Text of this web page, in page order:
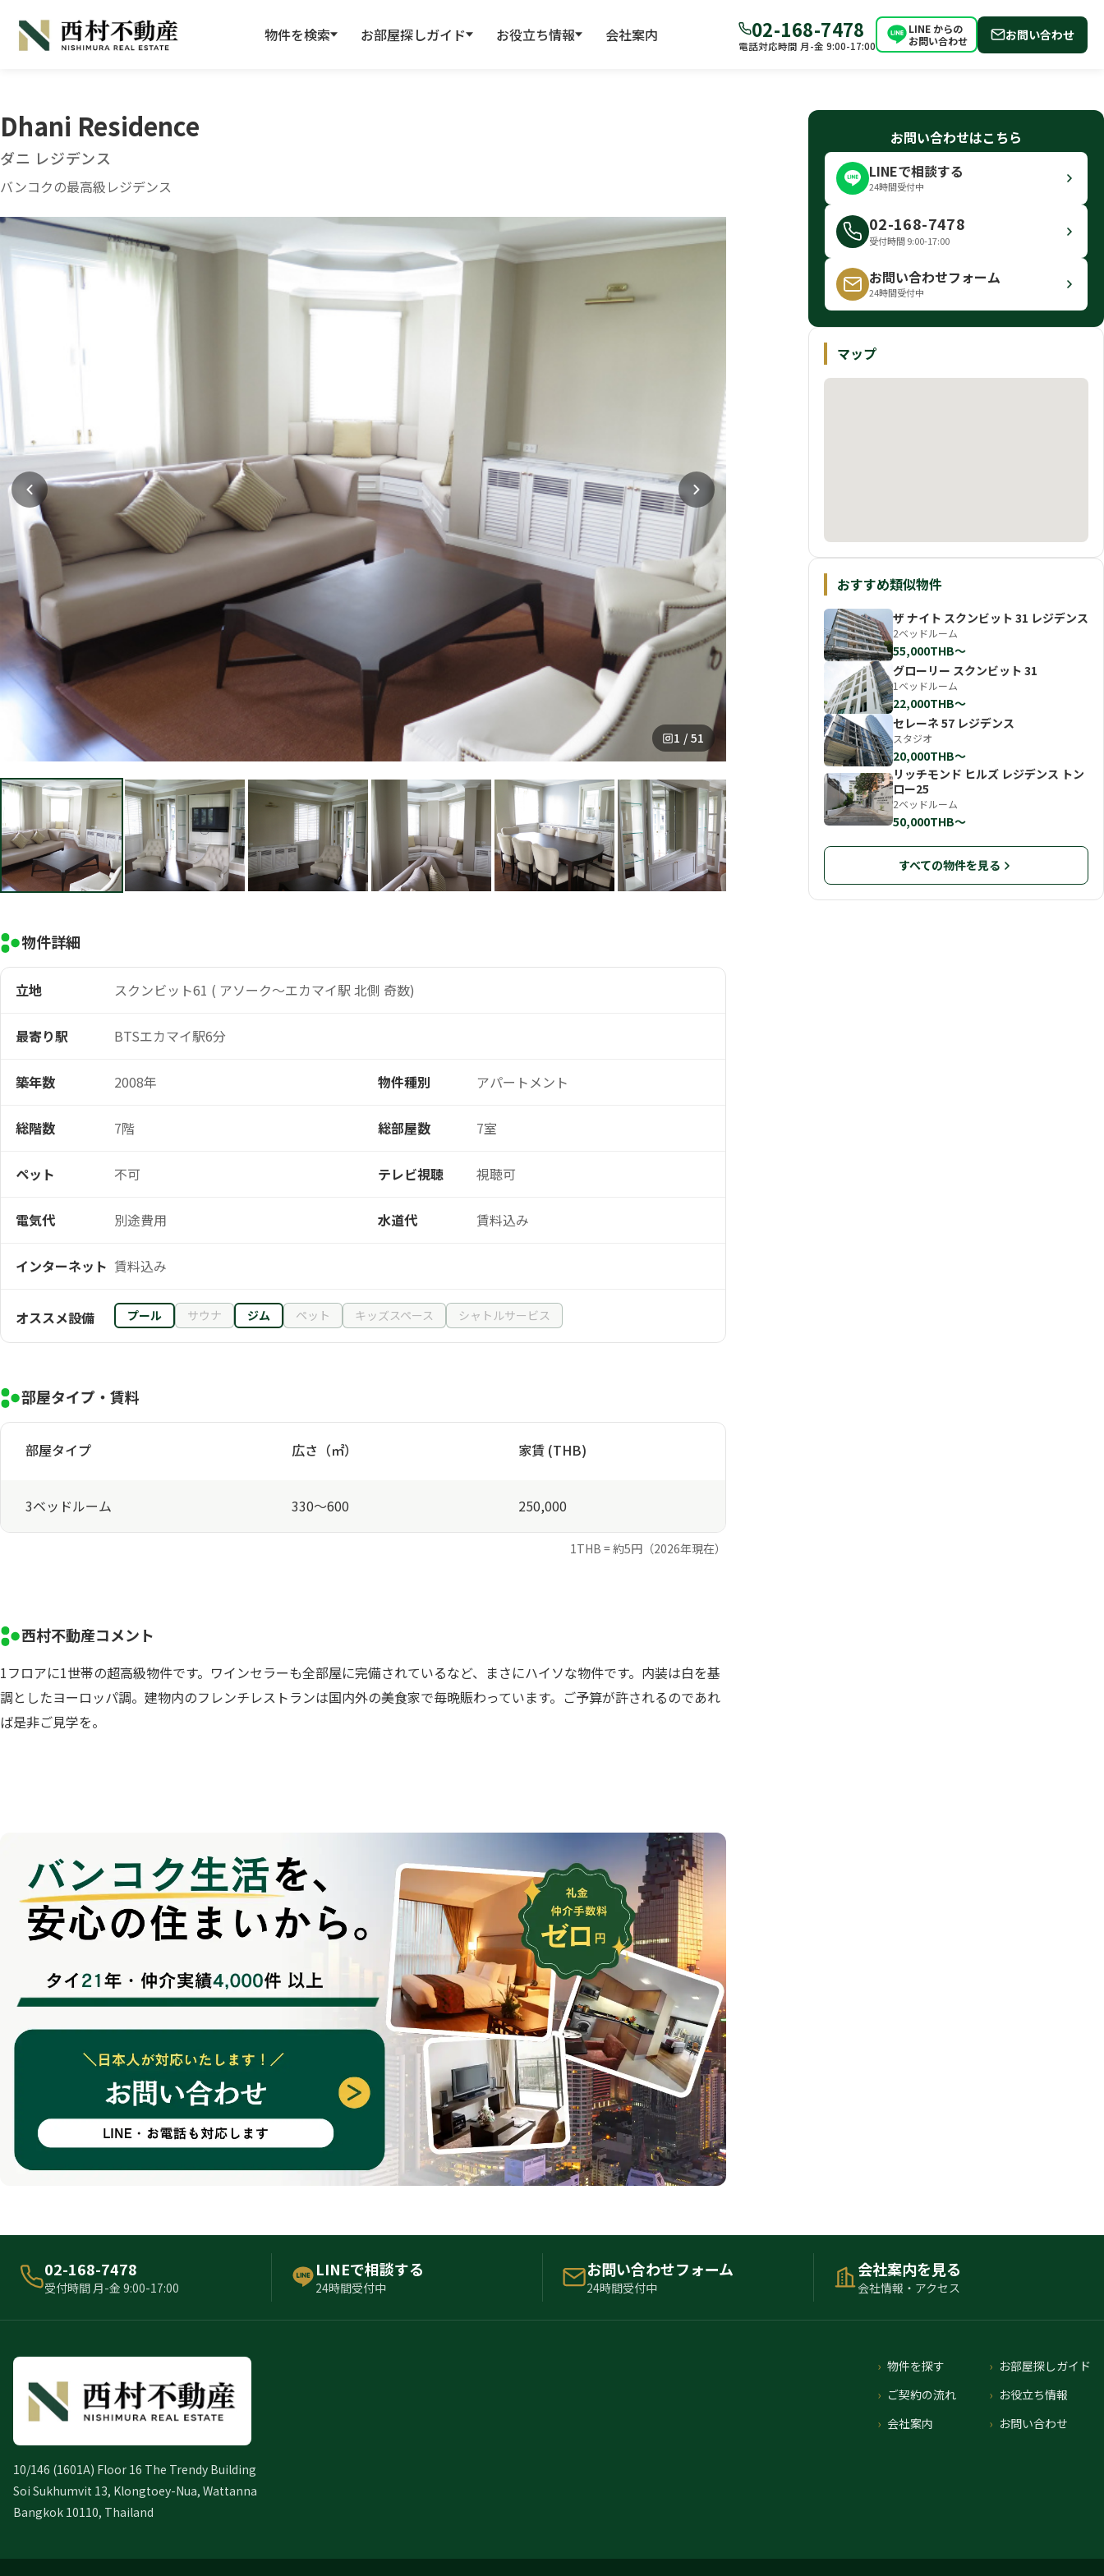
物件を検索 お部屋探しガイド お役立ち情報 会社案内 02-168-7478
電話対応時間 月-金 9:00-17:00
LINE からの
お問い合わせ
お問い合わせ
Dhani Residence
ダニ レジデンス
バンコクの最高級レジデンス
1 / 51
物件詳細
立地 スクンビット61 ( アソーク～エカマイ駅 北側 奇数)
最寄り駅 BTSエカマイ駅6分
築年数 2008年 物件種別 アパートメント
総階数 7階 総部屋数 7室
ペット 不可 テレビ視聴 視聴可
電気代 別途費用 水道代 賃料込み
インターネット 賃料込み
オススメ設備 プール サウナ ジム ペット キッズスペース シャトルサービス
部屋タイプ・賃料
部屋タイプ 広さ（㎡） 家賃 (THB)
3ベッドルーム 330～600 250,000
1THB = 約5円（2026年現在）
西村不動産コメント
1フロアに1世帯の超高級物件です。ワインセラーも全部屋に完備されているなど、まさにハイソな物件です。内装は白を基
調としたヨーロッパ調。建物内のフレンチレストランは国内外の美食家で毎晩賑わっています。ご予算が許されるのであれ
ば是非ご見学を。
お問い合わせはこちら
LINEで相談する
24時間受付中
02-168-7478
受付時間 9:00-17:00
お問い合わせフォーム
24時間受付中
マップ
おすすめ類似物件
ザ ナイト スクンビット 31 レジデンス
2ベッドルーム
55,000THB〜
グローリー スクンビット 31
1ベッドルーム
22,000THB〜
セレーネ 57 レジデンス
スタジオ
20,000THB〜
リッチモンド ヒルズ レジデンス トン
ロー25
2ベッドルーム
50,000THB〜
すべての物件を見る
02-168-7478
受付時間 月-金 9:00-17:00
LINEで相談する
24時間受付中
お問い合わせフォーム
24時間受付中
会社案内を見る
会社情報・アクセス
10/146 (1601A) Floor 16 The Trendy Building
Soi Sukhumvit 13, Klongtoey-Nua, Wattanna
Bangkok 10110, Thailand
物件を探す
お部屋探しガイド
ご契約の流れ
お役立ち情報
会社案内
お問い合わせ